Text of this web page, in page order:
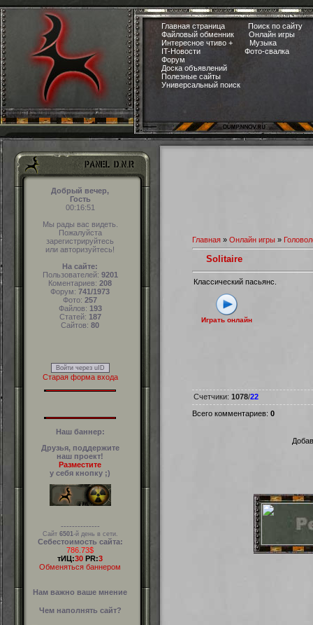
Главная страница
Поиск по сайту
Файловый обменник
Онлайн игры
Интересное чтиво +
Музыка
IT-Новости
Фото-свалка
Форум
Доска объявлений
Полезные сайты
Универсальный поиск
Добрый вечер,
Гость
00:16:51
Мы рады вас видеть.
Пожалуйста
зарегистрируйтесь
или авторизуйтесь!
На сайте:
Пользователей: 9201
Коментариев: 208
Форум: 741/1973
Фото: 257
Файлов: 193
Статей: 187
Сайтов: 80
Войти через uID
Старая форма входа
Наш баннер:
Друзья, поддержите
наш проект!
Разместите
у себя кнопку ;)
--------------
Сайт 6501 -й день в сети.
Себестоимость сайта:
786.73$
тИЦ:30 PR:3
Обменяться баннером
Нам важно ваше мнение
Чем наполнять сайт?
Главная » Онлайн игры »
Solitaire
Классический пасьянс.
Играть онлайн
Счетчики: 1078/22
Всего комментариев: 0